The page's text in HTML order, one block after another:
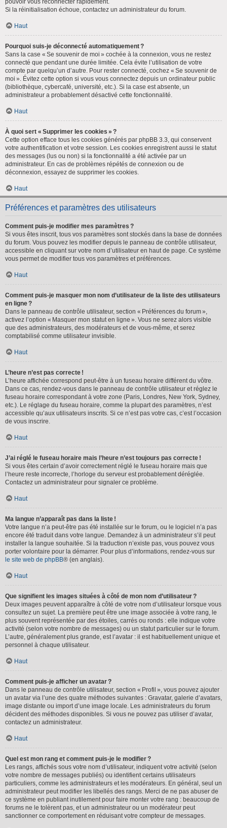
pouvoir vous reconnecter rapidement.
Si la réinitialisation échoue, contactez un administrateur du forum.
Haut
Pourquoi suis-je déconnecté automatiquement ?
Sans la case « Se souvenir de moi » cochée à la connexion, vous ne restez
connecté que pendant une durée limitée. Cela évite l’utilisation de votre
compte par quelqu’un d’autre. Pour rester connecté, cochez « Se souvenir de
moi ». Évitez cette option si vous vous connectez depuis un ordinateur public
(bibliothèque, cybercafé, université, etc.). Si la case est absente, un
administrateur a probablement désactivé cette fonctionnalité.
Haut
À quoi sert « Supprimer les cookies » ?
Cette option efface tous les cookies générés par phpBB 3.3, qui conservent
votre authentification et votre session. Les cookies enregistrent aussi le statut
des messages (lus ou non) si la fonctionnalité a été activée par un
administrateur. En cas de problèmes répétés de connexion ou de
déconnexion, essayez de supprimer les cookies.
Haut
Préférences et paramètres des utilisateurs
Comment puis-je modifier mes paramètres ?
Si vous êtes inscrit, tous vos paramètres sont stockés dans la base de données
du forum. Vous pouvez les modifier depuis le panneau de contrôle utilisateur,
accessible en cliquant sur votre nom d’utilisateur en haut de page. Ce système
vous permet de modifier tous vos paramètres et préférences.
Haut
Comment puis-je masquer mon nom d’utilisateur de la liste des utilisateurs
en ligne ?
Dans le panneau de contrôle utilisateur, section « Préférences du forum »,
activez l’option « Masquer mon statut en ligne ». Vous ne serez alors visible
que des administrateurs, des modérateurs et de vous-même, et serez
comptabilisé comme utilisateur invisible.
Haut
L’heure n’est pas correcte !
L’heure affichée correspond peut-être à un fuseau horaire différent du vôtre.
Dans ce cas, rendez-vous dans le panneau de contrôle utilisateur et réglez le
fuseau horaire correspondant à votre zone (Paris, Londres, New York, Sydney,
etc.). Le réglage du fuseau horaire, comme la plupart des paramètres, n’est
accessible qu’aux utilisateurs inscrits. Si ce n’est pas votre cas, c’est l’occasion
de vous inscrire.
Haut
J’ai réglé le fuseau horaire mais l’heure n’est toujours pas correcte !
Si vous êtes certain d’avoir correctement réglé le fuseau horaire mais que
l’heure reste incorrecte, l’horloge du serveur est probablement déréglée.
Contactez un administrateur pour signaler ce problème.
Haut
Ma langue n’apparaît pas dans la liste !
Votre langue n’a peut-être pas été installée sur le forum, ou le logiciel n’a pas
encore été traduit dans votre langue. Demandez à un administrateur s’il peut
installer la langue souhaitée. Si la traduction n’existe pas, vous pouvez vous
porter volontaire pour la démarrer. Pour plus d’informations, rendez-vous sur
le site web de phpBB® (en anglais).
Haut
Que signifient les images situées à côté de mon nom d’utilisateur ?
Deux images peuvent apparaître à côté de votre nom d’utilisateur lorsque vous
consultez un sujet. La première peut être une image associée à votre rang, le
plus souvent représentée par des étoiles, carrés ou ronds : elle indique votre
activité (selon votre nombre de messages) ou un statut particulier sur le forum.
L’autre, généralement plus grande, est l’avatar : il est habituellement unique et
personnel à chaque utilisateur.
Haut
Comment puis-je afficher un avatar ?
Dans le panneau de contrôle utilisateur, section « Profil », vous pouvez ajouter
un avatar via l’une des quatre méthodes suivantes : Gravatar, galerie d’avatars,
image distante ou import d’une image locale. Les administrateurs du forum
décident des méthodes disponibles. Si vous ne pouvez pas utiliser d’avatar,
contactez un administrateur.
Haut
Quel est mon rang et comment puis-je le modifier ?
Les rangs, affichés sous votre nom d’utilisateur, indiquent votre activité (selon
votre nombre de messages publiés) ou identifient certains utilisateurs
particuliers, comme les administrateurs et les modérateurs. En général, seul un
administrateur peut modifier les libellés des rangs. Merci de ne pas abuser de
ce système en publiant inutilement pour faire monter votre rang : beaucoup de
forums ne le tolèrent pas, et un administrateur ou un modérateur peut
sanctionner ce comportement en réduisant votre compteur de messages.